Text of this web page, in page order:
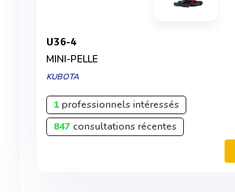
U36-4
MINI-PELLE
KUBOTA
1professionnels intéressés
847consultations récentes